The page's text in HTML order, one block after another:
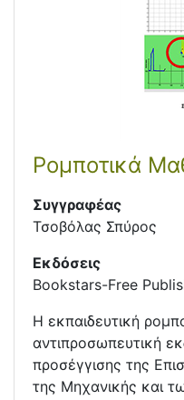
Ρομποτικά
Συγγραφέας
Τσοβόλας Σπύρος
Εκδόσεις
Bookstars-Free
Η εκπαιδευτική
αντιπροσωπευτική
προσέγγισης της
της Μηχανικής και